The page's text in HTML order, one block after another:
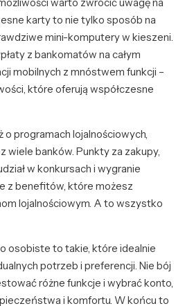
karty to nie tylko sposób na
mini-komputery w kieszeni.
z bankomatów na całym
mobilnych z mnóstwem funkcji –
które oferują współczesne
o programach lojalnościowych,
wiele banków. Punkty za zakupy,
w konkursach i wygranie
z benefitów, które możesz
lojalnościowym. A to wszystko
osobiste to takie, które idealnie
potrzeb i preferencji. Nie bój
różne funkcje i wybrać konto,
i komfortu. W końcu to